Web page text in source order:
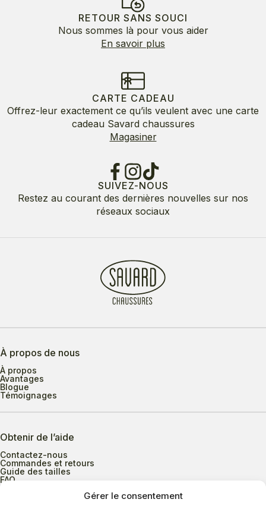
Gérer le consentement
RETOUR SANS SOUCI
Nous sommes là pour vous aider
En savoir plus
CARTE CADEAU
Offrez-leur exactement ce qu’ils veulent avec une carte
cadeau Savard chaussures
Magasiner
SUIVEZ-NOUS
Restez au courant des dernières nouvelles sur nos
réseaux sociaux
À propos de nous
À propos
Avantages
Blogue
Témoignages
Obtenir de l’aide
Contactez-nous
Commandes et retours
Guide des tailles
FAQ